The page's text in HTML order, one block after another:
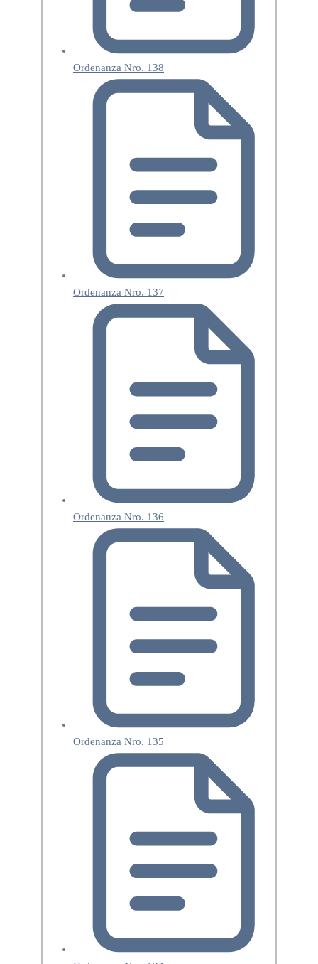
Ordenanza Nro. 138
Ordenanza Nro. 137
Ordenanza Nro. 136
Ordenanza Nro. 135